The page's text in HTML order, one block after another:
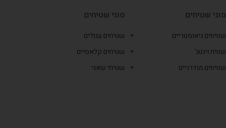
סוגי שטיחים
שטיחים גיאומטריים
שטיח וינטג'
שטיחים מודרניים
סוגי שטיחים
שטיחים עגולים
שטיחים קלאסיים
שטיחי שאגי